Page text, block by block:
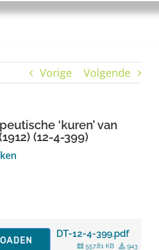
Vorige Volgende
‘kuren’ van
(12-4-399)
DT-12-4-399.pdf
557.81 KB
943